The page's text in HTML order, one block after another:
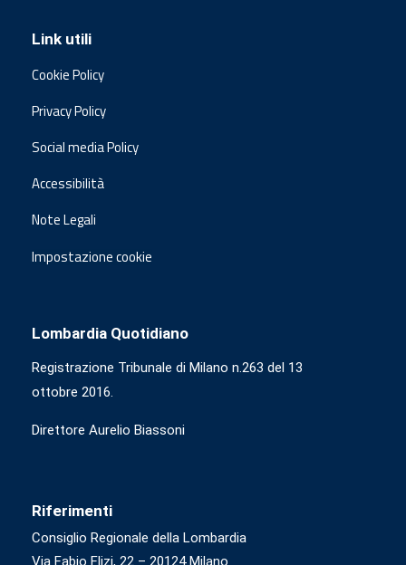
Link utili
Cookie Policy
Privacy Policy
Social media Policy
Accessibilità
Note Legali
Impostazione cookie
Lombardia Quotidiano
Registrazione Tribunale di Milano n.263 del 13
ottobre 2016.
Direttore Aurelio Biassoni
Riferimenti
Consiglio Regionale della Lombardia
Via Fabio Flizi, 22 – 20124 Milano